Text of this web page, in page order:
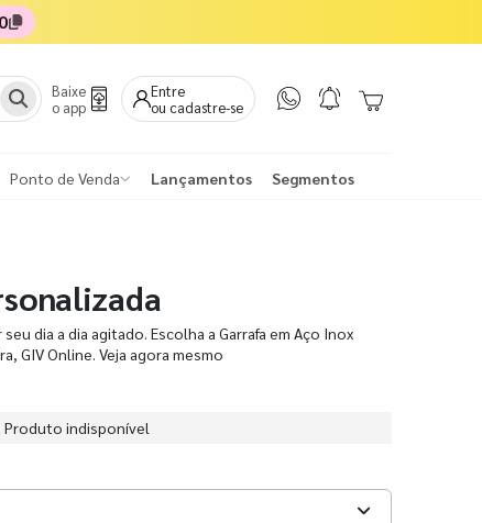
Baixe
o app
Entre
ou cadastre-se
Ponto de Venda Lançamentos Segmentos
dia a dia agitado. Escolha a Garrafa em Aço Inox
GIV Online. Veja agora mesmo
Produto indisponível